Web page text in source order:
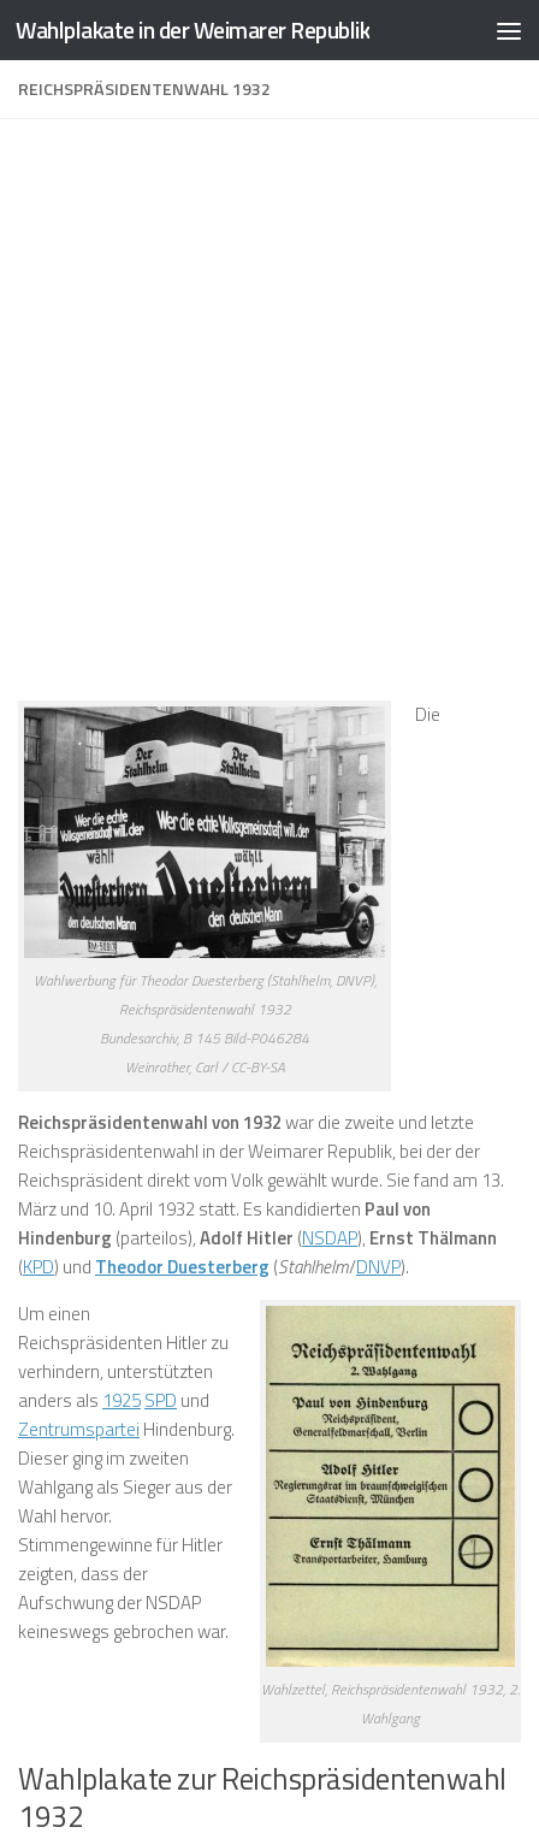
Zum Inhalt springen
Wahlplakate in der Weimarer Republik
REICHSPRÄSIDENTENWAHL 1932
Wahlwerbung für Theodor Duesterberg (Stahlhelm, DNVP),
Reichspräsidentenwahl 1932
Bundesarchiv, B 145 Bild-P046284
Weinrother, Carl / CC-BY-SA
Die
Reichspräsidentenwahl von 1932war die zweite und letzte
Reichspräsidentenwahl in der Weimarer Republik, bei der der
Reichspräsident direkt vom Volk gewählt wurde. Sie fand am 13.
März und 10. April 1932 statt. Es kandidierten Paul von
Hindenburg (parteilos),Adolf Hitler (NSDAP), Ernst Thälmann
(KPD) und Theodor Duesterberg (Stahlhelm/DNVP).
Wahlzettel, Reichspräsidentenwahl 1932, 2.
Wahlgang
Um einen
Reichspräsidenten Hitler zu
verhindern, unterstützten
anders als 1925SPD und
Zentrumspartei Hindenburg.
Dieser ging im zweiten
Wahlgang als Sieger aus der
Wahl hervor.
Stimmengewinne für Hitler
zeigten, dass der
Aufschwung der NSDAP
keineswegs gebrochen war.
Wahlplakate zur Reichspräsidentenwahl
1932